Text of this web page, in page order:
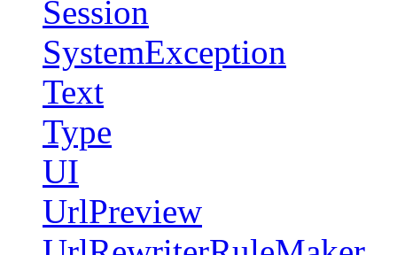
Session
SystemException
Text
Type
UI
UrlPreview